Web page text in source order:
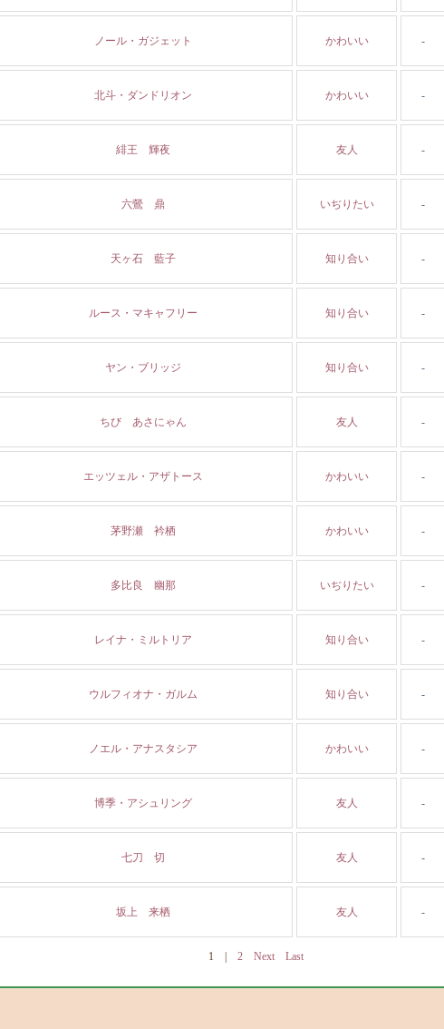
ノール・ガジェット かわいい -
北斗・ダンドリオン かわいい -
緋王 輝夜 友人 -
六鶯 鼎 いぢりたい -
天ヶ石 藍子 知り合い -
ルース・マキャフリー 知り合い -
ヤン・ブリッジ 知り合い -
ちび あさにゃん 友人 -
エッツェル・アザトース かわいい -
茅野瀬 衿栖 かわいい -
多比良 幽那 いぢりたい -
レイナ・ミルトリア 知り合い -
ウルフィオナ・ガルム 知り合い -
ノエル・アナスタシア かわいい -
博季・アシュリング 友人 -
七刀 切 友人 -
坂上 来栖 友人 -
1 2 Next Last